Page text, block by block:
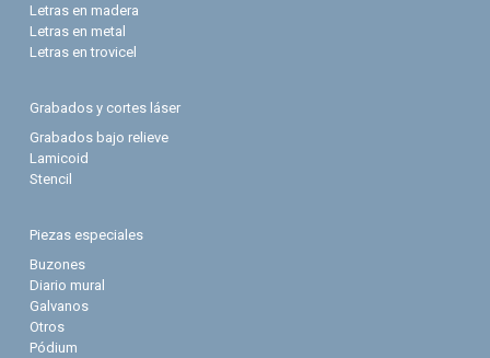
Letras en madera
Letras en metal
Letras en trovicel
Grabados y cortes láser
Grabados bajo relieve
Lamicoid
Stencil
Piezas especiales
Buzones
Diario mural
Galvanos
Otros
Pódium